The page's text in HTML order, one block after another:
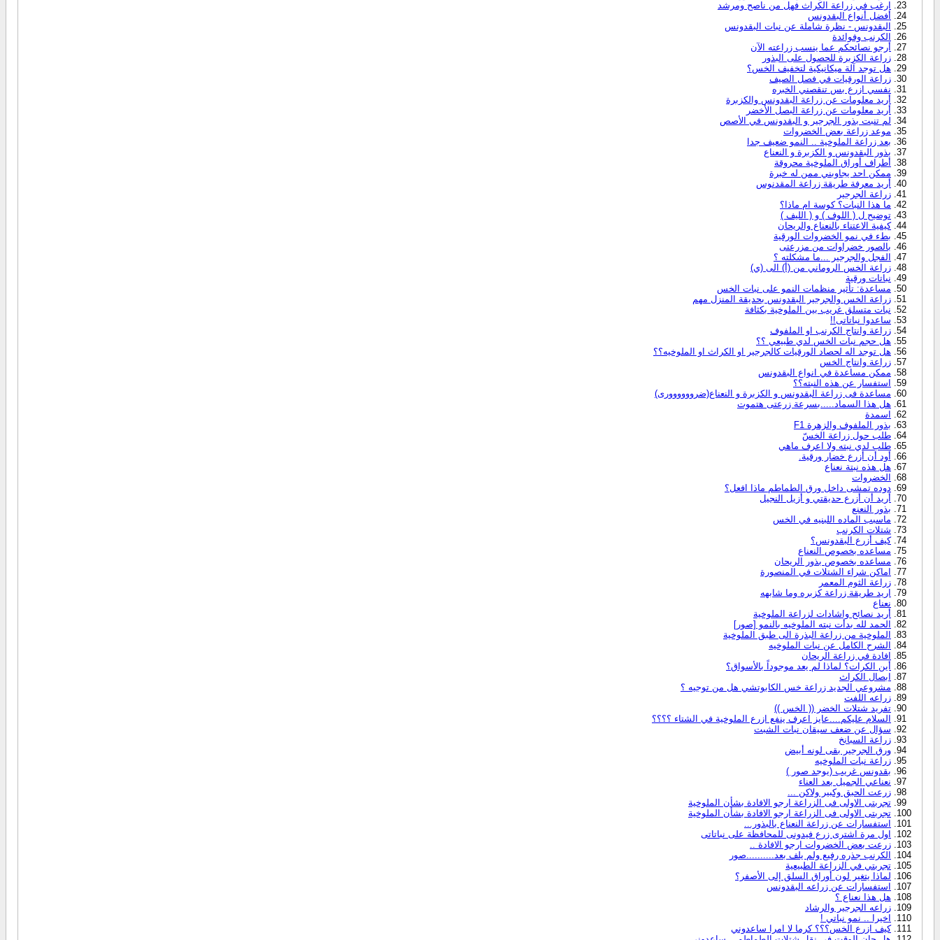
ارغب في زراعة الكراث فهل من ناصح ومرشد
أفضل أنواع البقدونس
البقدونس - نظرة شاملة عن نبات البقدونس
الكرنب وفوائدة
أرجو نصائحكم عما ينسب زراعته الآن
زراعة الكزبرة للحصول على البذور
هل توجد آلة ميكانيكية لتخفيف الخس؟
زراعة الورقيات في فصل الصيف
نفسي ازرع بس تنقصني الخبره
أريد معلومات عن زراعة البقدونس والكزبرة
أريد معلومات عن زراعة البصل الأخضر
لم تنبت بذور الجرجير و البقدونس في الأصص
موعد زراعة بعض الخضروات
بعد زراعة الملوخية .. النمو ضعيف جدا
بذور البقدونس و الكزبرة و النعناع
أطراف أوراق الملوخية محروقة
ممكن احد يجاوبني ممن له خبرة
أريد معرفة طريقة زراعة المقدنوس
زراعة الجرجير
ما هذا النبات؟ كوسة ام ماذا؟
توضيح ل ( اللوف ) و ( الليف )
كيفية الاعتناء بالنعناع والريحان
بطء في نمو الخضروات الورقية
بالصور خضراوات من مزرعتى
الفجل والجرجير ...ما مشكلته ؟
زراعة الخس الروماني من (أ) الى (ي)
نباتات ورقية
مساعدة: تأثير منظمات النمو على نبات الخس
زراعة الخس والجرجير البقدونس بحديقة المنزل مهم
نبات متسلق غريب بين الملوخية بكثافة
ساعدوا نباتاتى!!
زراعة وانتاج الكرنب او الملفوف
هل حجم نبات الخس لدي طبيعي ؟؟
هل توجد اله لحصاد الورقيات كالجرجير او الكراث او الملوخيه؟؟
زراعة وانتاج الخس
ممكن مساعدة في انواع البقدونس
استفسار عن هذه النبته؟؟
مساعدة فى زراعة البقدونس و الكزبرة و النعناع(ضروووووورى)
هل هذا السماد.....بسرعة زرعتى هتموت
اسمدة
بذور الملفوف والزهرة F1
طلب حول زراعة الخسّ
طلب لدي نبته ولا اعرف ماهي
أود أن أزرع خضار ورقية.
هل هذه نبتة نعناع
الخضروات
دوده تمشى داخل ورق الطماطم ماذا افعل؟
أريد أن أزرع حديقتي و أزيل النجيل
بذور النعنع
ماسبب الماده اللبنيه في الخس
شتلات الكرنب
كيف أزرع البقدونس؟
مساعده بخصوص النعناع
مساعده بخصوص بذور الريحان
اماكن شراء الشتلات في المنصورة
زراعة الثوم المعمر
اريد طريقة زراعة كزبره وما شابهه
نعناع
أريد نصائح واشادات لزراعة الملوخية
الحمد لله بدأت نبته الملوخيه بالنمو [صور]
الملوخية من زراعة البذرة الى طبق الملوخية
الشرح الكامل عن نبات الملوخيه
افادة في زراعة الريحان
أين الكرات؟ لماذا لم يعد موجوداً بالأسواق؟
ابصال الكراث
مشروعي الجديد زراعة خس الكابوتشي هل من توجيه ؟
زراعه اللفت
تفريد شتلات الخضر (( الخس ))
السلام عليكم....عايز اعرف ينفع ازرع الملوخية في الشتاء ؟؟؟؟
سؤال عن ضعف سيقان نبات الشبت
زراعة السبانخ
ورق الجرجير بقى لونه أبيض
زراعة نبات الملوخيه
بقدونس غريب (يوجد صور )
نعناعي الجميل بعد العناء
زرعت الحبق وكبير ولاكن ...
تجربتى الاولى فى الزراعة ارجو الافادة بشأن الملوخية
تجربتى الاولى فى الزراعة ارجو الافادة بشأن الملوخية
استفسارات عن زراعة النعناع بالبذور...
اول مرة اشترى زرع فيدونى للمحافظة على نباتاتى
زرعت بعض الخضروات ارجو الافادة ..
الكرنب جذره رفيع ولم يلف بعد..........صور
تجربتي في الزراعة الطبيعية
لماذا يتغير لون أوراق السلق إلى الأصفر؟
استفسارات عن زراعه البقدونس
هل هذا نعناع ؟
زراعه الجرجير والرشاد
اخيرا .. نمو نباتي !
كيف ازرع الخس؟؟؟ كرما لا امرا ساعدوني